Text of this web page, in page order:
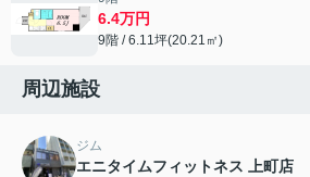
6.4万円
9階 / 6.11坪(20.21㎡)
周辺施設
ジム
エニタイムフィットネス 上町店